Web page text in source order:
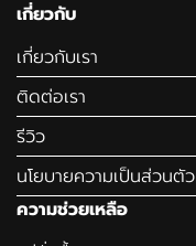
เกี่ยวกับ
เกี่ยวกับเรา
ติดต่อเรา
รีวิว
นโยบายความเป็นส่วนตัว
ความช่วยเหลือ